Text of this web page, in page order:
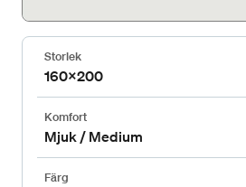
Storlek
160x200
Komfort
Mjuk / Medium
Färg